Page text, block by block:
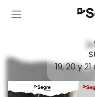
19, 20 y